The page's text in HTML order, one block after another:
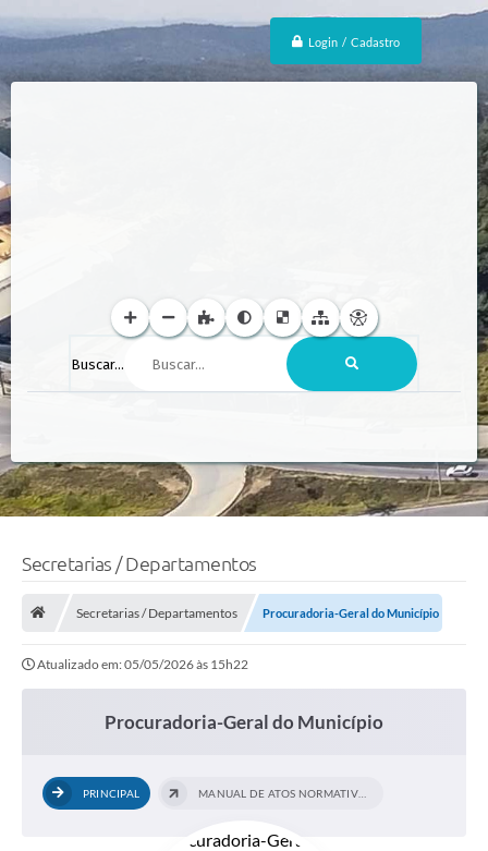
Login / Cadastro
Buscar...
Secretarias / Departamentos
Secretarias / Departamentos Procuradoria-Geral do Município
Atualizado em: 05/05/2026 às 15h22
Procuradoria-Geral do Município
PRINCIPAL MANUAL DE ATOS NORMATIVOS